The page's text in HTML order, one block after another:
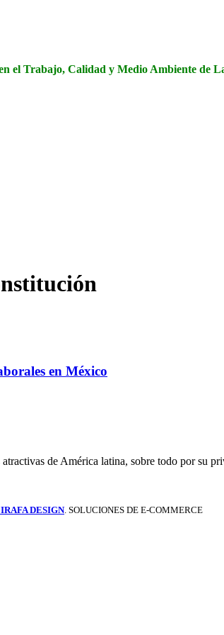
el Trabajo, Calidad y Medio Ambiente de
en México
de América latina, sobre todo por su
DESIGN. SOLUCIONES DE E-COMMERCE